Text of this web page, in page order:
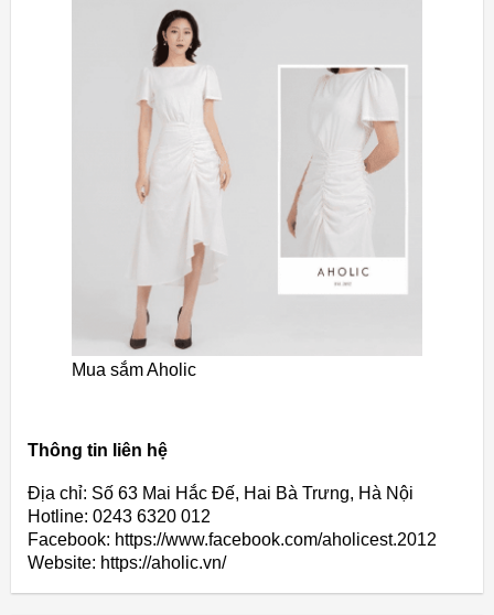
Mua sắm Aholic
Thông tin liên hệ
Địa chỉ: Số 63 Mai Hắc Đế, Hai Bà Trưng, Hà Nội
Hotline: 0243 6320 012
Facebook: https://www.facebook.com/aholicest.2012
Website: https://aholic.vn/